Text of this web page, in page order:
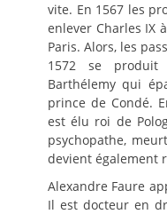
vite. En 1567 les
enlever Charles IX
Paris. Alors, les
1572 se
Barthélemy qui
prince de Condé.
est élu roi de
psychopathe,
devient également
Alexandre Faure
Il est docteur en